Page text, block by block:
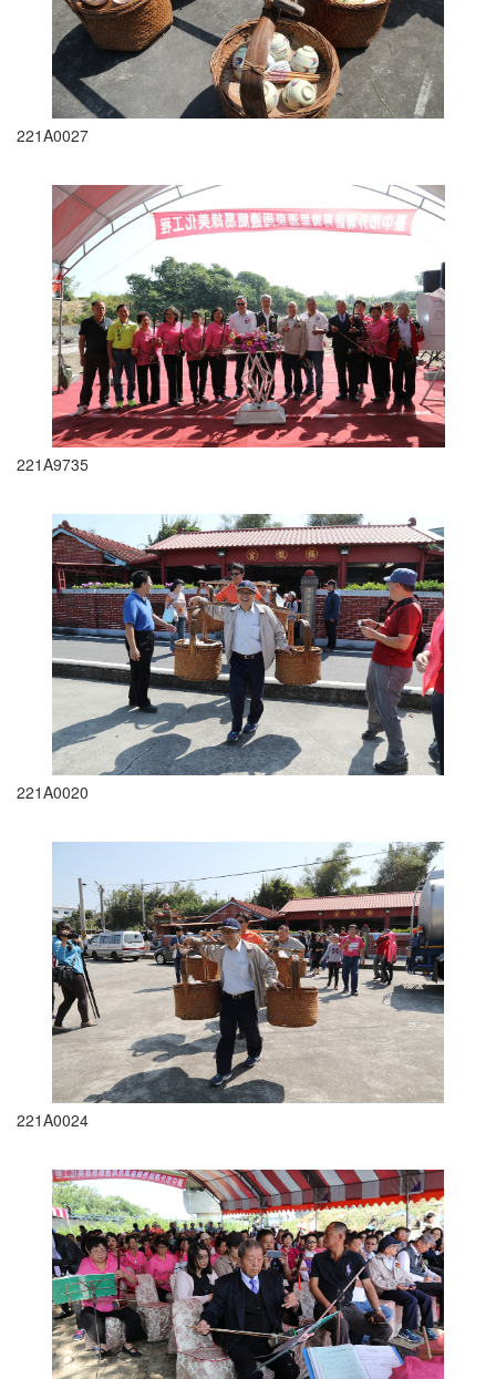
221A0027
221A9735
221A0020
221A0024